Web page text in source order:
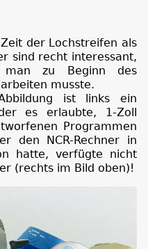
der Lochstreifen als
sind recht interessant,
zu Beginn des
musste.
ist links ein
es erlaubte, 1-Zoll
Programmen
den NCR-Rechner in
hatte, verfügte nicht
(rechts im Bild oben)!